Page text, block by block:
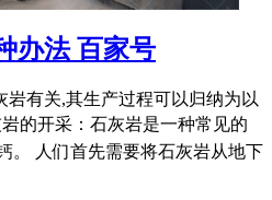
办法 百家号
岩有关,其生产过程可以归纳为以
的开采：石灰岩是一种常见的
。 人们首先需要将石灰岩从地下